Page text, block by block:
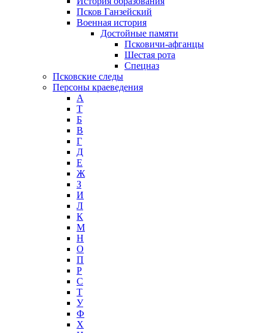
Псков Ганзейский
Военная история
Достойные памяти
Псковичи-афганцы
Шестая рота
Спецназ
Псковские следы
Персоны краеведения
А
T
Б
В
Г
Д
Е
Ж
З
И
Л
К
М
Н
О
П
Р
С
Т
У
Ф
Х